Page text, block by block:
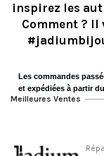
inspirez les
Comment ?
Les commandes
et expédiées à partir
Meilleures Ventes